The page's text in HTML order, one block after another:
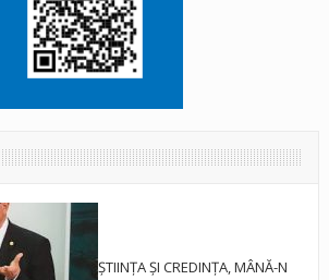
ȘTIINȚA ȘI CREDINȚA, MÂNĂ-N